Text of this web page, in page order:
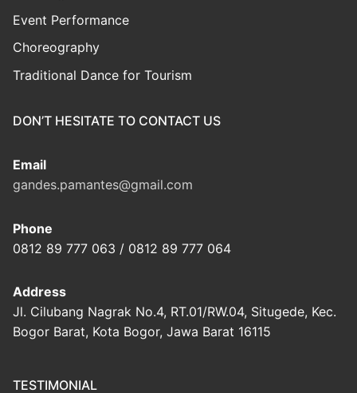
Event Performance
Choreography
Traditional Dance for Tourism
DON’T HESITATE TO CONTACT US
Email
gandes.pamantes@gmail.com
Phone
0812 89 777 063 / 0812 89 777 064
Address
Jl. Cilubang Nagrak No.4, RT.01/RW.04, Situgede, Kec.
Bogor Barat, Kota Bogor, Jawa Barat 16115
TESTIMONIAL